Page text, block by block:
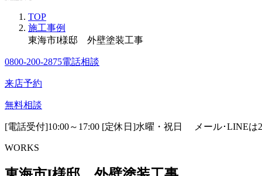
TOP
施工事例
東海市I様邸 外壁塗装工事
0800-200-2875電話相談
来店予約
無料相談
[電話受付]10:00～17:00 [定休日]水曜・祝日 メール･LINEは
WORKS